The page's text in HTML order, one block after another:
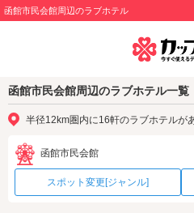
函館市民会館周辺のラブホテル
函館市民会館周辺のラブホテル一覧
半径12km圏内に16軒のラブホテルが
函館市民会館
スポット変更[ジャンル]